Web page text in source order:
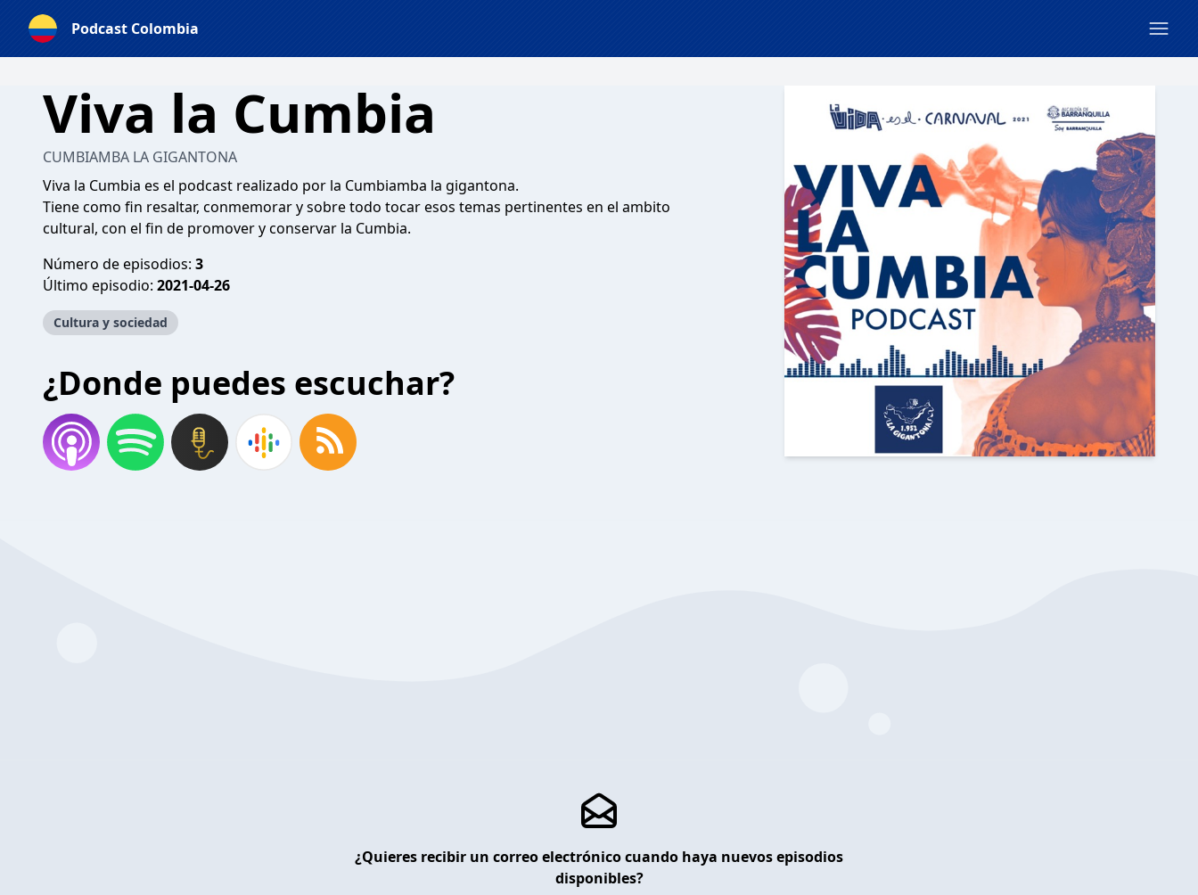
Podcast Colombia
Viva la Cumbia
CUMBIAMBA LA GIGANTONA
Viva la Cumbia es el podcast realizado por la Cumbiamba la gigantona.
Tiene como fin resaltar, conmemorar y sobre todo tocar esos temas pertinentes en el ambito
cultural, con el fin de promover y conservar la Cumbia.
Número de episodios: 3
Último episodio: 2021-04-26
Cultura y sociedad
¿Donde puedes escuchar?
¿Quieres recibir un correo electrónico cuando haya nuevos episodios
disponibles?